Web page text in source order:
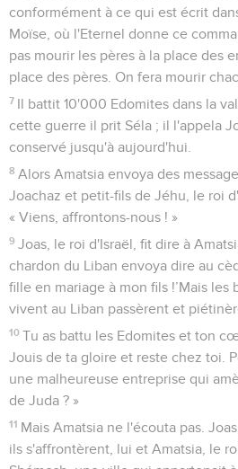
Jérusalem. Sa mère s'appelait
Jérusalem.
Il fit ce qui est droit aux yeux de
Toutefois, les hauts lieux ne
offrait encore des sacrifices et des
L'Eternel frappa le roi, et il fut
mort. Il habitait dans une maison
fils, qui était responsable du palais
Le reste des actes d'Azaria, tout ce
est décrit dans les annales des rois
7
Azaria se coucha avec ses
côtés dans la ville de David. Son fils
place.
Zacharie, roi d'Israël
8 La trente-huitième année du
Zacharie, le fils de Jéroboam, devint